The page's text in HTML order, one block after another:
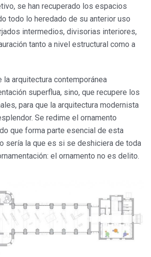
se han recuperado los espacios
todo lo heredado de su anterior uso
intermedios, divisorias interiores,
tanto a nivel estructural como a
la arquitectura contemporánea
superflua, sino, que recupere los
para que la arquitectura modernista
Se redime el ornamento
que forma parte esencial de esta
sería la que es si se deshiciera de toda
el ornamento no es delito.